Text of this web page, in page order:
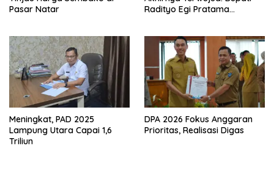
Pasar Natar
Radityo Egi Pratama
Meningkat, PAD 2025
Lampung Utara Capai 1,6
Triliun
DPA 2026 Fokus Anggaran
Prioritas, Realisasi Digas